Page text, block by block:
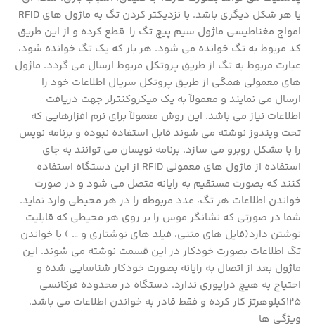
یا هر شکل دیگری باشد. با نزدیکتر کردن تگ به ماژول های RFID
امواج مغناطیسی ماژول سیم پیچ تگ را قطع کرده و از این طریق
کد مربوط به تگ خوانده می شود. هر بار که یک تگ خوانده شود،
عبارت مربوط به تگ از طریق پروتکل مربوط ارسال می گردد. ماژول
های معمولی همگی از طریق پروتکل سریال اطلاعات خود را
ارسال می نمایند و معمولاً به یک میکروکنترلر جهت دریافت
اطلاعات نیاز می باشد. این روش معمولاً برای نرم افزارهایی که
تحت ویندوز نوشته می شوند قابل استفاده نبوده و برنامه نویس
را با مشکل روبرو می سازد. برنامه نویسان می توانند به جای
استفاده از ماژول های معمولی RFID از این دستگاه استفاده
کنند که بصورت مستقیم به رایانه متصل می شود و در صورت
خواندن اطلاعات هر تگ، عدد مربوطه را در هر محیطی وارد نماید.
شما در صورتی که نشانگر موس را بر روی هر محیطی که قابلیت
نوشتن دارد(فایل های متنی، فیلد های نوشتاری و … ) با خواندن
تگ اطلاعات بصورت خودکار در این قسمت نوشته می شوند. این
ماژول بعد از اتصال به رایانه بصورت خودکار شناسایی شده و
احتیاج به هیچ درایوری ندارد. دستگاه در محدوده فرکانسی
125کیلوهرتز کار کرده و فقط قادر به خواندن اطلاعات می باشد.
ویژگی ها